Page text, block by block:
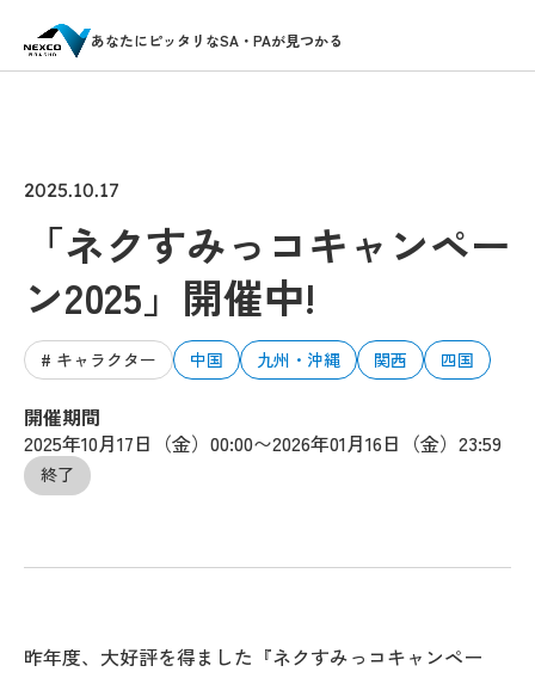
あなたにピッタリなSA・PAが見つかる
2025.10.17
「ネクすみっコキャンペー
ン2025」開催中!
# キャラクター 中国 九州・沖縄 関西 四国
開催期間
2025年10月17日（金）00:00〜2026年01月16日（金）23:59
終了
昨年度、大好評を得ました『ネクすみっコキャンペー